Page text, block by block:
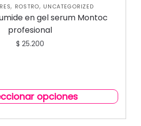
, ROSTRO, UNCATEGORIZED
en gel serum Montoc
profesional
$ 25.200
opciones